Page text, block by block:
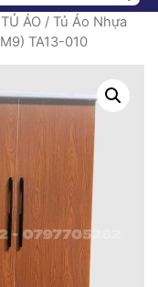
ÁO / Tủ Áo Nhựa
TA13-010